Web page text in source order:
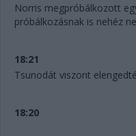
Norris megpróbálkozott
próbálkozásnak is nehéz
18:21
Tsunodát viszont
18:20